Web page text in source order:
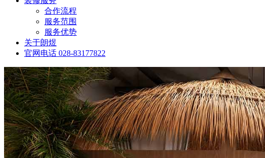
合作流程
服务范围
服务优势
关于朗煜
官网电话 028-83177822